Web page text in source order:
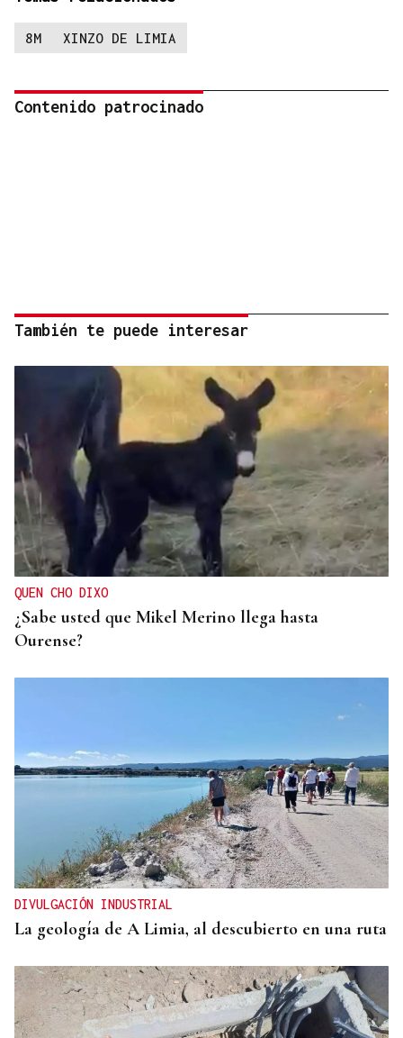
8M XINZO DE LIMIA
Contenido patrocinado
También te puede interesar
QUEN CHO DIXO
¿Sabe usted que Mikel Merino llega hasta
Ourense?
DIVULGACIÓN INDUSTRIAL
La geología de A Limia, al descubierto en una ruta